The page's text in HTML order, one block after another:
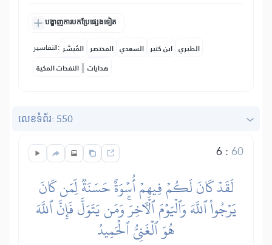
បង្ហាញការបកប្រែផ្សេងទៀត
التفاسير: المُيسَّر المختصر السعدي ابن كثير الطبري
النفحات المكية | هدايات
លេខ​ទំព័រ: 550
6:60
لَقَدۡ كَانَ لَكُمۡ فِيهِمۡ أُسۡوَةٌ حَسَنَةٞ لِّمَن كَانَ
يَرۡجُواْ ٱللَّهَ وَٱلۡيَوۡمَ ٱلۡأٓخِرَۚ وَمَن يَتَوَلَّ فَإِنَّ ٱللَّهَ
هُوَ ٱلۡغَنِيُّ ٱلۡحَمِيدُ